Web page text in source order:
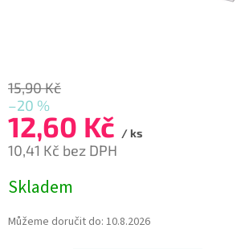
15,90 Kč
–20 %
12,60 Kč / ks
10,41 Kč bez DPH
cena:
Skladem
Můžeme doručit do: 10.8.2026